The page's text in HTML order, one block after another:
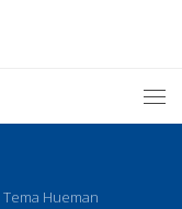
Tema Hueman